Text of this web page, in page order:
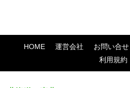
HOME 運営会社 お問い合せ
利用規約